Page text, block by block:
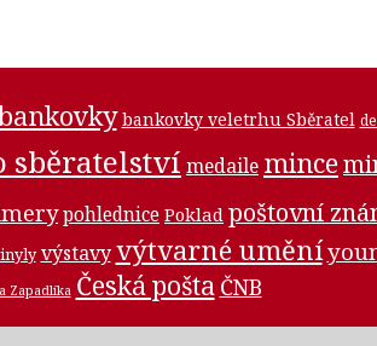
bankovky veletrhu Sběratel
sběratelství medaile mince
pohlednice Poklad poštovní
výstavy výtvarné umění
Zapadlíka Česká pošta ČNB